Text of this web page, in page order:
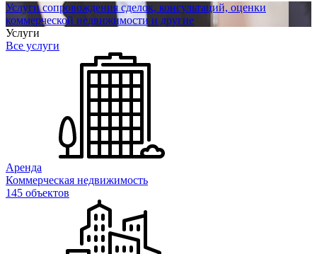
Услуги сопровождения сделок, консультаций, оценки
коммерческой недвижимости и другие
Услуги
Все услуги
Аренда
Коммерческая недвижимость
145 объектов